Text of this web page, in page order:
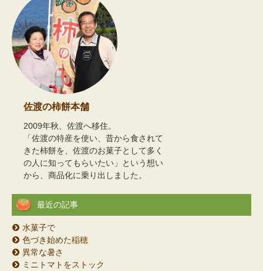
佐渡の柿餅本舗
2009年秋、佐渡へ移住。
「佐渡の特産を使い、昔から食されて
きた柿餅を、佐渡のお菓子として多く
の人に知ってもらいたい」という想い
から、商品化に乗り出しました。
最近の記事
水菓子で
色づき始めた稲穂
異常な暑さ
ミニトマトをストック